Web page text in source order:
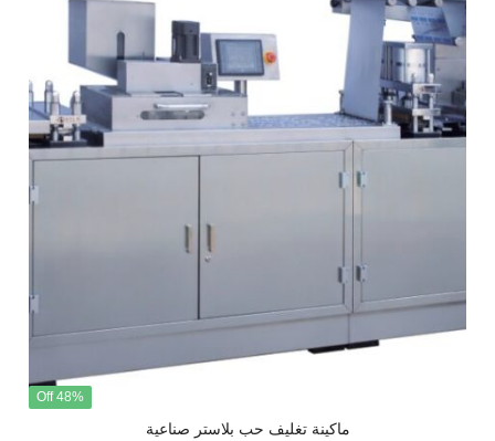
48% Off
ماكينة تغليف حب بلاستر صناعية